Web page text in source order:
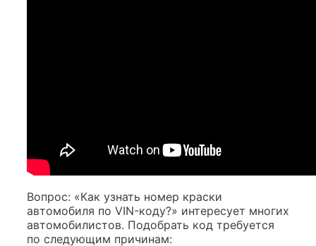
Вопрос: «Как узнать номер краски
автомобиля по VIN-коду?» интересует многих
автомобилистов. Подобрать код требуется
по следующим причинам: